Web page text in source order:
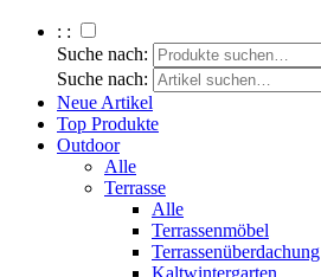
: :
Suche nach:
Suche nach:
Neue Artikel
Top Produkte
Outdoor
Alle
Terrasse
Alle
Terrassenmöbel
Terrassenüberdachung
Kaltwintergarten